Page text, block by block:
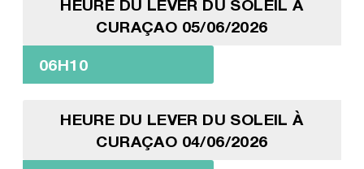
HEURE DU LEVER DU SOLEIL À
CURAÇAO 05/06/2026
06H10
HEURE DU LEVER DU SOLEIL À
CURAÇAO 04/06/2026